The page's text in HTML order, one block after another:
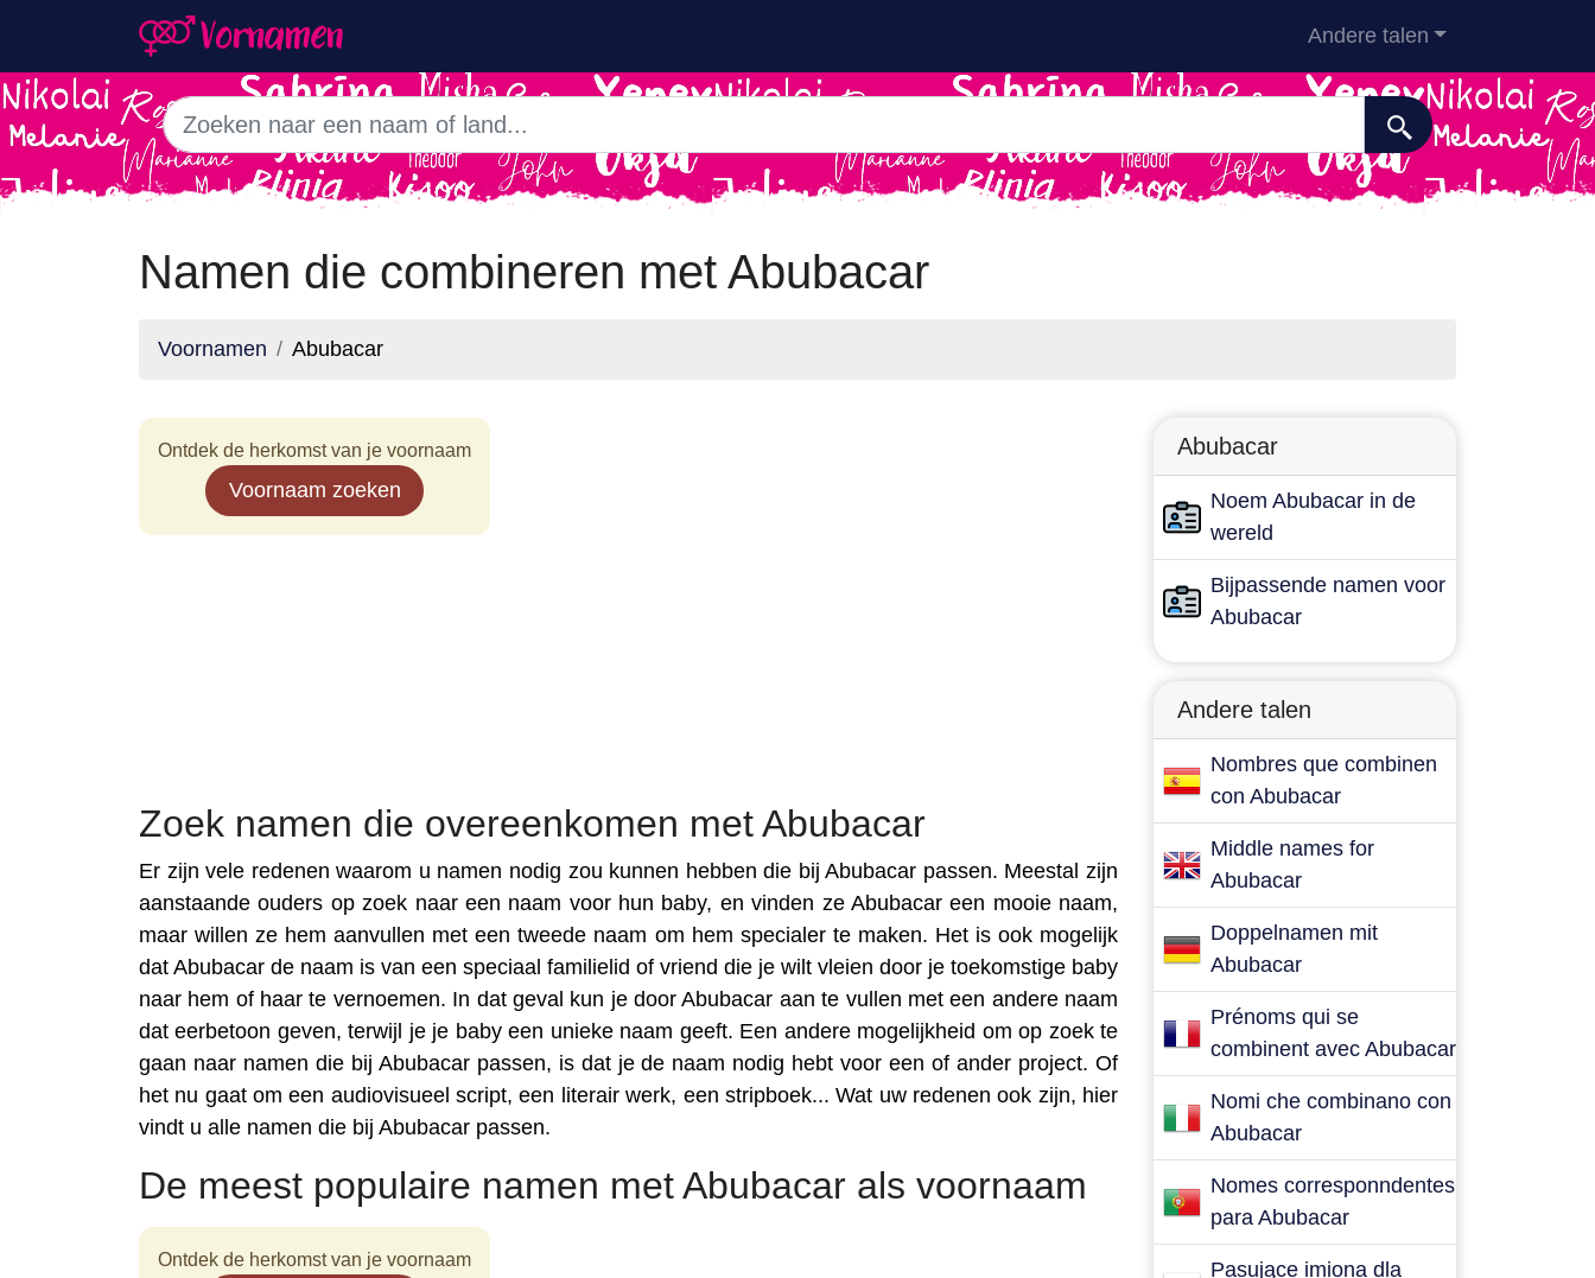
Andere talen
Namen die combineren met Abubacar
Voornamen Abubacar
Ontdek de herkomst van je voornaam
Voornaam zoeken
Zoek namen die overeenkomen met Abubacar
Er zijn vele redenen waarom u namen nodig zou kunnen hebben die bij Abubacar passen. Meestal zijn
aanstaande ouders op zoek naar een naam voor hun baby, en vinden ze Abubacar een mooie naam,
maar willen ze hem aanvullen met een tweede naam om hem specialer te maken. Het is ook mogelijk
dat Abubacar de naam is van een speciaal familielid of vriend die je wilt vleien door je toekomstige baby
naar hem of haar te vernoemen. In dat geval kun je door Abubacar aan te vullen met een andere naam
dat eerbetoon geven, terwijl je je baby een unieke naam geeft. Een andere mogelijkheid om op zoek te
gaan naar namen die bij Abubacar passen, is dat je de naam nodig hebt voor een of ander project. Of
het nu gaat om een audiovisueel script, een literair werk, een stripboek... Wat uw redenen ook zijn, hier
vindt u alle namen die bij Abubacar passen.
De meest populaire namen met Abubacar als voornaam
Ontdek de herkomst van je voornaam
Abubacar
Noem Abubacar in de
wereld
Bijpassende namen voor
Abubacar
Andere talen
Nombres que combinen
con Abubacar
Middle names for
Abubacar
Doppelnamen mit
Abubacar
Prénoms qui se
combinent avec Abubacar
Nomi che combinano con
Abubacar
Nomes corresponndentes
para Abubacar
Pasujące imiona dla